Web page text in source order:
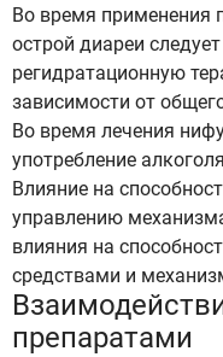
Во время применения
острой диареи
регидратационную
зависимости от
Во время лечения
употребление
Влияние на
управлению
влияния на
средствами и
препаратами